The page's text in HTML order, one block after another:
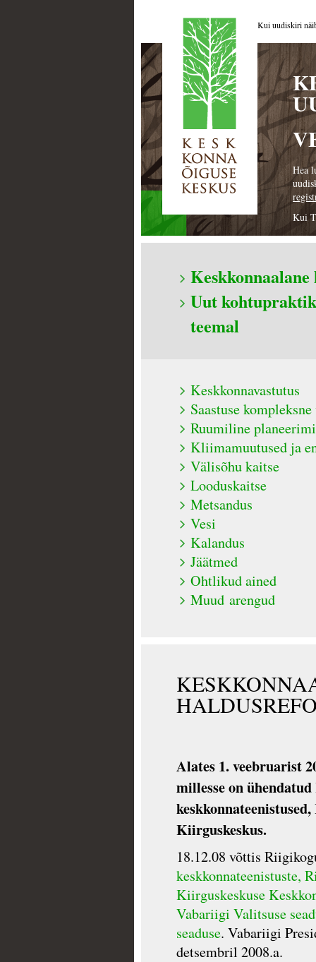
Kui uudiskiri
Hea
Kui
Uut
teemal
Keskkonnavastutus
Saastuse
Ruumiline
Kliimamuutused ja
Välisõhu kaitse
Looduskaitse
Metsandus
Vesi
Kalandus
Jäätmed
Ohtlikud ained
Muud arengud
Alates 1. veebruarist
millesse on
Kiirguskeskus.
18.12.08 võttis
keskkonnateenistuste,
Kiirguskeskuse
Vabariigi Valitsuse
seaduse. Vabariigi
detsembril 2008.a.